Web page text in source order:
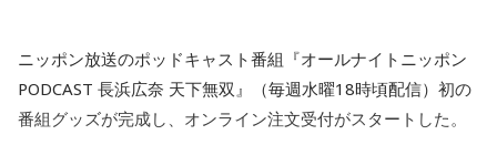
やわらぐはず。お気に入りのグラスで飲み物を楽しんでみま
しょう。
【10位】牡羊座（おひつじ座）
長野「よくテレビでもエコノミストの方が言っていますね。
税収の上振れで2027年度はプライマリーバランス1.4兆円の
黒字化、みたいな話は報じられています」
ニッポン放送のポッドキャスト番組『オールナイトニッポン
PODCAST 長浜広奈 天下無双』（毎週水曜18時頃配信）初の
番組グッズが完成し、オンライン注文受付がスタートした。